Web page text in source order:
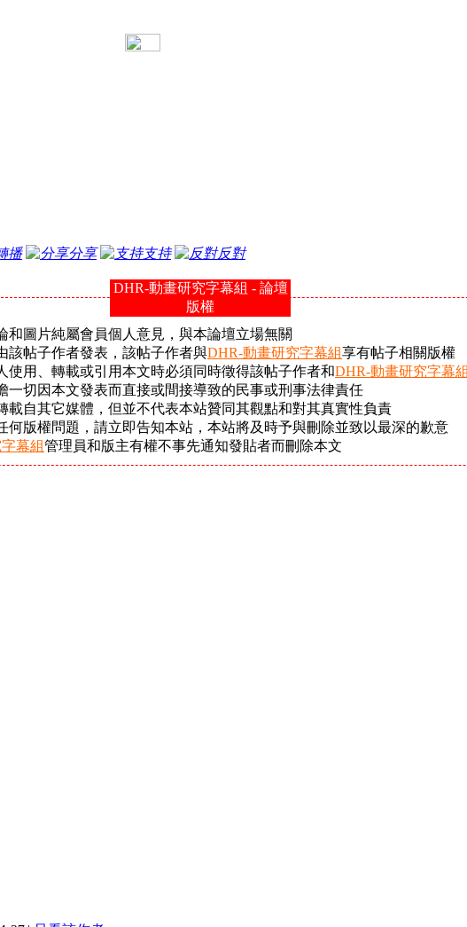
播 分享 支持 反對
DHR-動畫研究字幕組 - 論壇
版權
和圖片純屬會員個人意見，與本論壇立場無關
該帖子作者發表，該帖子作者與DHR-動畫研究字幕組享有帖子相關版權
使用、轉載或引用本文時必須同時徵得該帖子作者和DHR-動畫研究字幕組
一切因本文發表而直接或間接導致的民事或刑事法律責任
載自其它媒體，但並不代表本站贊同其觀點和對其真實性負責
何版權問題，請立即告知本站，本站將及時予與刪除並致以最深的歉意
幕組管理員和版主有權不事先通知發貼者而刪除本文